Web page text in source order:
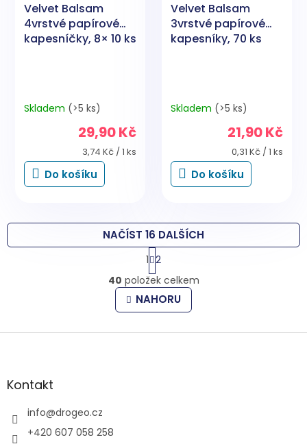
Velvet Balsam
4vrstvé papírové
kapesníčky, 8× 10 ks
Skladem (>5 ks)
29,90 Kč
Měrná
cena:
3,74 Kč / 1 ks
Do košíku
Velvet Balsam
3vrstvé papírové
kapesníky, 70 ks
Skladem (>5 ks)
21,90 Kč
Měrná
cena:
0,31 Kč / 1 ks
Do košíku
O
v
l
á
a
NAČÍST 16 DALŠÍCH
S
t
r
á
n
k
v
1 2
40 položek celkem
NAHORU
Z
aKontakt
info@drogeo.cz
+420 607 058 258